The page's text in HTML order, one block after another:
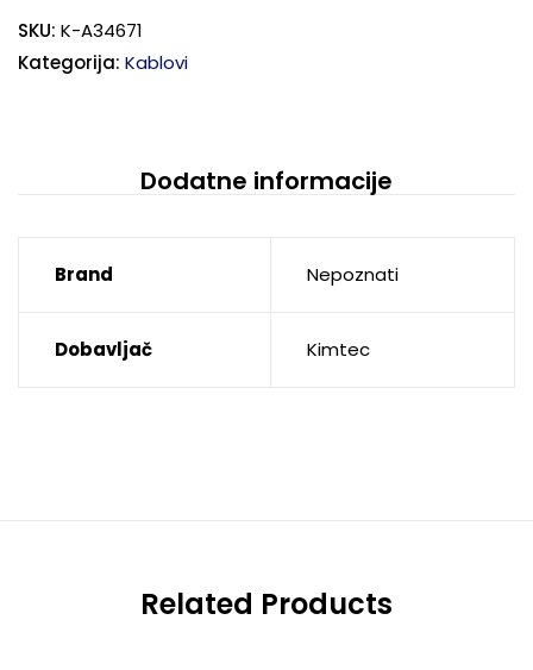
SKU: K-A34671
Kategorija: Kablovi
Dodatne informacije
Brand Nepoznati
Dobavljač Kimtec
Related Products